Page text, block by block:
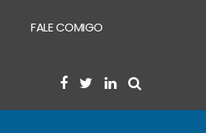
FALE COMIGO